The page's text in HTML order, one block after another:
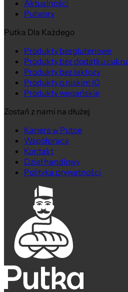
Aktualności
Putwory
Putka Dla Każdego
Produkty bezglutenowe
Produkty bez dodatku cukru
Produkty bez laktozy
Produkty o niskim IG
Produkty wegańskie
Zostań z nami na dłużej
Kariera w Putce
Współpraca
Kontakt
Dział handlowy
Polityka prywatności